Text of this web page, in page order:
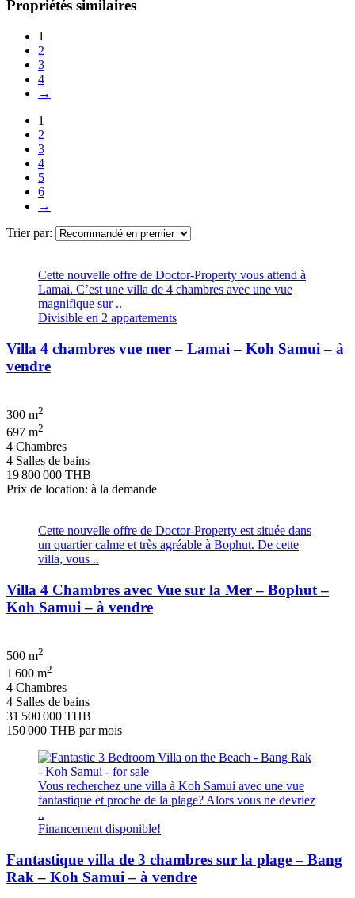
Propriétés similaires
1
2
3
4
→
1
2
3
4
5
6
→
Trier par:
Cette nouvelle offre de Doctor-Property vous attend à
Lamai. C’est une villa de 4 chambres avec une vue
magnifique sur ..
Divisible en 2 appartements
Villa 4 chambres vue mer – Lamai – Koh Samui – à
vendre
300 m2
697 m2
4 Chambres
4 Salles de bains
19 800 000 THB
Prix de location: à la demande
Cette nouvelle offre de Doctor-Property est située dans
un quartier calme et très agréable à Bophut. De cette
villa, vous ..
Villa 4 Chambres avec Vue sur la Mer – Bophut –
Koh Samui – à vendre
500 m2
1 600 m2
4 Chambres
4 Salles de bains
31 500 000 THB
150 000 THB par mois
Vous recherchez une villa à Koh Samui avec une vue
fantastique et proche de la plage? Alors vous ne devriez
..
Financement disponible!
Fantastique villa de 3 chambres sur la plage – Bang
Rak – Koh Samui – à vendre